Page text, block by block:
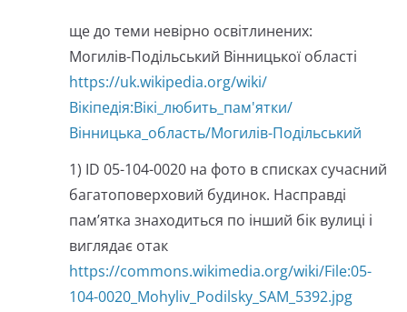
ще до теми невірно освітлинених:
Могилів-Подільський Вінницької області
https://uk.wikipedia.org/wiki/
Вікіпедія:Вікі_любить_пам'ятки/
Вінницька_область/Могилів-Подільський
1) ID 05-104-0020 на фото в списках сучасний
багатоповерховий будинок. Насправді
пам’ятка знаходиться по інший бік вулиці і
виглядає отак
https://commons.wikimedia.org/wiki/File:05-
104-0020_Mohyliv_Podilsky_SAM_5392.jpg